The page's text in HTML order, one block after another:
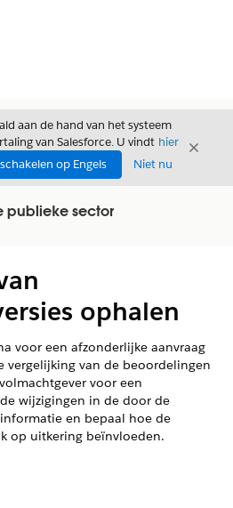
aan de hand van het systeem
van Salesforce. U vindt hier
op Engels Niet nu
Sluiten
publieke sector
ophalen
voor een afzonderlijke aanvraag
vergelijking van de beoordelingen
voor een
wijzigingen in de door de
en bepaal hoe de
op uitkering beïnvloeden.